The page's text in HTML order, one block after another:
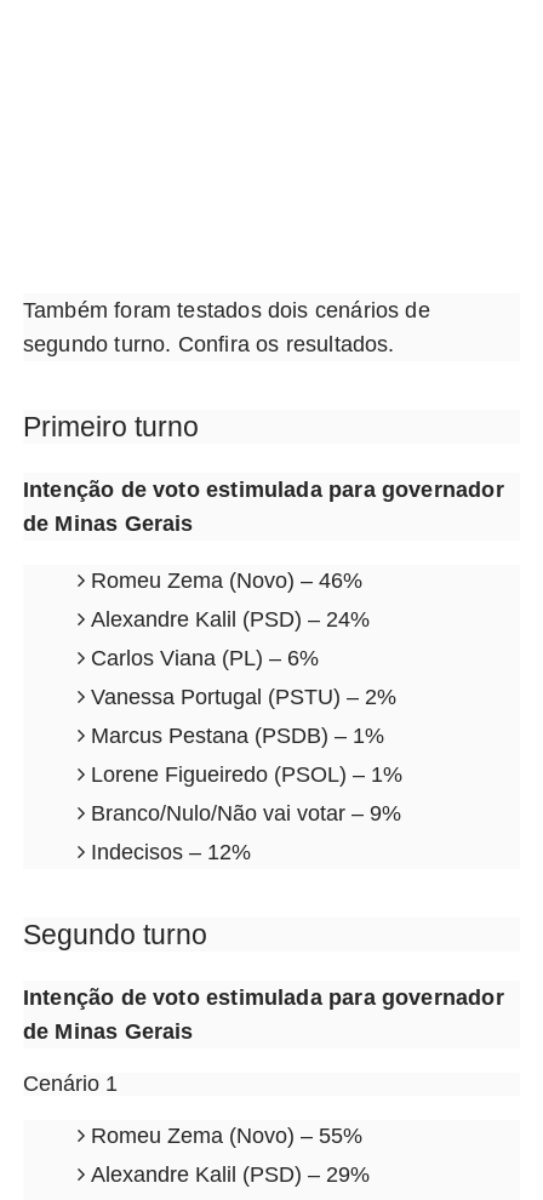
Também foram testados dois cenários de
segundo turno. Confira os resultados.
Primeiro turno
Intenção de voto estimulada para governador
de Minas Gerais
Romeu Zema (Novo) – 46%
Alexandre Kalil (PSD) – 24%
Carlos Viana (PL) – 6%
Vanessa Portugal (PSTU) – 2%
Marcus Pestana (PSDB) – 1%
Lorene Figueiredo (PSOL) – 1%
Branco/Nulo/Não vai votar – 9%
Indecisos – 12%
Segundo turno
Intenção de voto estimulada para governador
de Minas Gerais
Cenário 1
Romeu Zema (Novo) – 55%
Alexandre Kalil (PSD) – 29%